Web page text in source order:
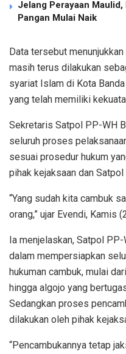
Jelang Perayaan
Pangan Mulai Naik
Data tersebut
masih terus dilakukan
syariat Islam di Kota
yang telah memiliki
Sekretaris Satpol PP-WH
seluruh proses
sesuai prosedur hukum
pihak kejaksaan dan
“Yang sudah kita cambuk
orang,” ujar Evendi, Kamis
Ia menjelaskan, Satpol
dalam mempersiapkan
hukuman cambuk, mulai
hingga algojo yang
Sedangkan proses
dilakukan oleh pihak
“Pencambukannya tetap